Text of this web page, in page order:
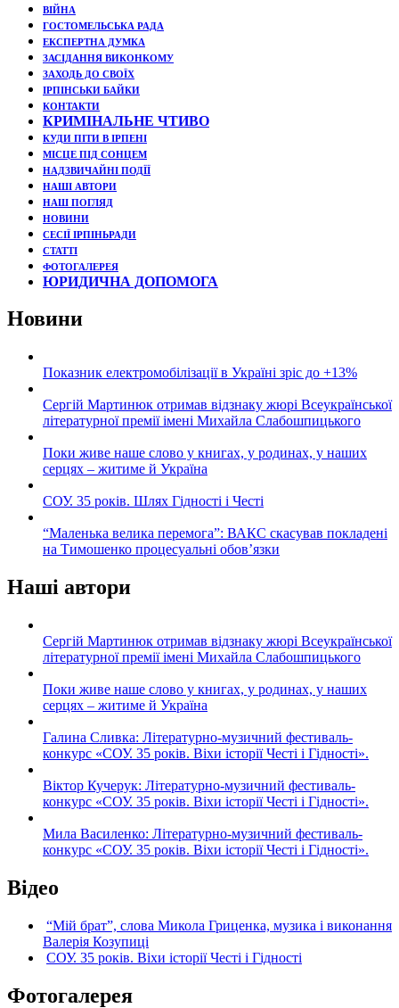
ВІЙНА
ГОСТОМЕЛЬСЬКА РАДА
ЕКСПЕРТНА ДУМКА
ЗАСІДАННЯ ВИКОНКОМУ
ЗАХОДЬ ДО СВОЇХ
ІРПІНСЬКИ БАЙКИ
КОНТАКТИ
КРИМІНАЛЬНЕ ЧТИВО
КУДИ ПІТИ В ІРПЕНІ
МІСЦЕ ПІД СОНЦЕМ
НАДЗВИЧАЙНІ ПОДЇЇ
НАШІ АВТОРИ
НАШ ПОГЛЯД
НОВИНИ
СЕСІЇ ІРПІНЬРАДИ
СТАТТІ
ФОТОГАЛЕРЕЯ
ЮРИДИЧНА ДОПОМОГА
Новини
Показник електромобілізації в Україні зріс до +13%
Сергій Мартинюк отримав відзнаку жюрі Всеукраїнської
літературної премії імені Михайла Слабошпицького
Поки живе наше слово у книгах, у родинах, у наших
серцях – житиме й Україна
СОУ. 35 років. Шлях Гідності і Честі
“Маленька велика перемога”: ВАКС скасував покладені
на Тимошенко процесуальні обов’язки
Наші автори
Сергій Мартинюк отримав відзнаку жюрі Всеукраїнської
літературної премії імені Михайла Слабошпицького
Поки живе наше слово у книгах, у родинах, у наших
серцях – житиме й Україна
Галина Сливка: Літературно-музичний фестиваль-
конкурс «СОУ. 35 років. Віхи історії Честі і Гідності».
Віктор Кучерук: Літературно-музичний фестиваль-
конкурс «СОУ. 35 років. Віхи історії Честі і Гідності».
Мила Василенко: Літературно-музичний фестиваль-
конкурс «СОУ. 35 років. Віхи історії Честі і Гідності».
Відео
“Мій брат”, слова Микола Гриценка, музика і виконання
Валерія Козупиці
СОУ. 35 років. Віхи історії Честі і Гідності
Фотогалерея